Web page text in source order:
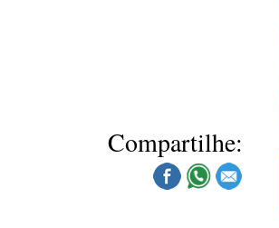
Compartilhe: